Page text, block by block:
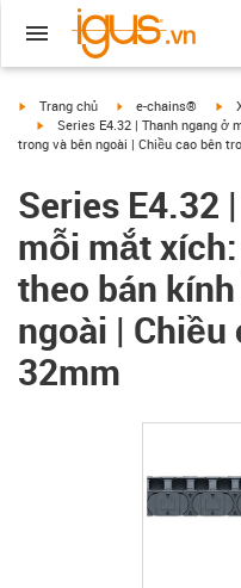
igus-icon-arrow-right
Trang chủ igus-icon-arrow-
e-chains®
igus-icon-arrow-right
Series E4.32 | Thanh ngang ở
trong và bên ngoài | Chiều cao bên
Series E4.32
mỗi mắt
theo bán
ngoài |
32mm